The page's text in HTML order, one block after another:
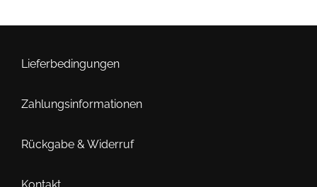
Lieferbedingungen
Zahlungsinformationen
Rückgabe & Widerruf